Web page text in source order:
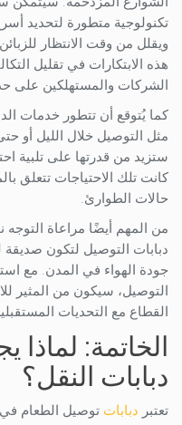
تكنولوجية متطورة لتحديد
ويقلل من وقت الانتظار
هذه الابتكارات في تقليل
الشركات والمستهلكين على
كما يُتوقع أن تتطور خدمات
مثل التوصيل خلال الليل أو
ستزيد من قدرتها على تلبية
كانت تلك الاحتياجات تتعلق
حالات الطوارئ.
من المهم أيضًا مراعاة
دبابات التوصيل لتكون
جودة الهواء في المدن. مع
التوصيل، سيكون من المثير
القطاع مع التحديات
الخاتمة: لماذا
دبابات النقل؟
تعتبر دبابات توصيل الطعام في